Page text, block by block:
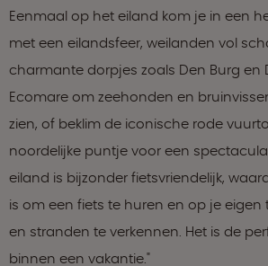
Eenmaal op het eiland kom je in een
met een eilandsfeer, weilanden vol
charmante dorpjes zoals Den Burg en
Ecomare om zeehonden en
zien, of beklim de iconische rode
noordelijke puntje voor een
eiland is bijzonder fietsvriendelijk,
is om een fiets te huren en op je
en stranden te verkennen. Het is de
binnen een vakantie."